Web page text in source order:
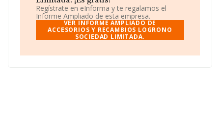
Estambrera núm. 38 5., (26006), en el municipio de
Logroño, La Rioja.
En base a la información de la que dispone INFORMA
sobre 3.922 compañías, a nivel nacional la facturación
facturación de ventas entre todas las compañías
Regístrate en eInforma y te regalamos el
Informe Ampliado de esta empresa.
VER INFORME AMPLIADO DE
ACCESORIOS Y RECAMBIOS LOGRONO
SOCIEDAD LIMITADA.